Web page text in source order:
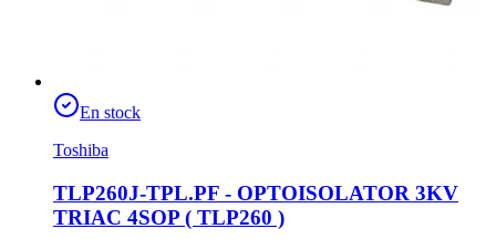
En stock
Toshiba
TLP260J-TPL.PF - OPTOISOLATOR 3KV
TRIAC 4SOP ( TLP260 )